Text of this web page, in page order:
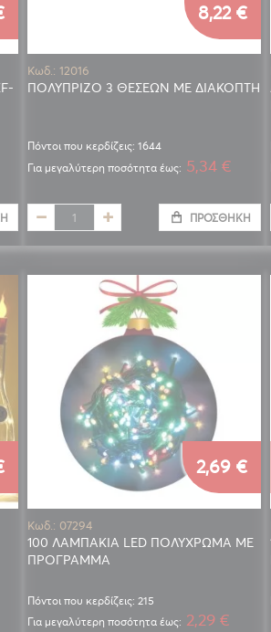
Κωδ.: 12016
ΠΟΛΥΠΡΙΖΟ 3 ΘΕΣΕΩΝ ΜΕ ΔΙΑΚΟΠΤΗ
Πόντοι που κερδίζεις: 1644
8,22 €
Για μεγαλύτερη ποσότητα έως: 5,34 €
ΠΡΟΣΘΉΚΗ
Κωδ.: 07294
100 ΛΑΜΠΑΚΙΑ LED ΠΟΛΥΧΡΩΜΑ ΜΕ
ΠΡΟΓΡΑΜΜΑ
Πόντοι που κερδίζεις: 215
2,69 €
Για μεγαλύτερη ποσότητα έως: 2,29 €